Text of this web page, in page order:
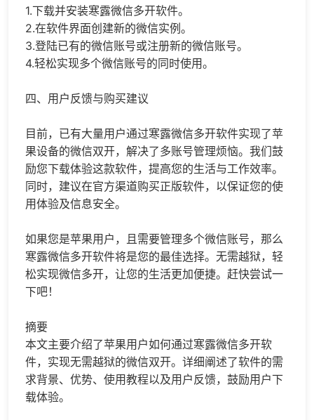
1.下载并安装寒露微信多开软件。
2.在软件界面创建新的微信实例。
3.登陆已有的微信账号或注册新的微信账号。
4.轻松实现多个微信账号的同时使用。
四、用户反馈与购买建议
目前，已有大量用户通过寒露微信多开软件实现了苹
果设备的微信双开，解决了多账号管理烦恼。我们鼓
励您下载体验这款软件，提高您的生活与工作效率。
同时，建议在官方渠道购买正版软件，以保证您的使
用体验及信息安全。
如果您是苹果用户，且需要管理多个微信账号，那么
寒露微信多开软件将是您的最佳选择。无需越狱，轻
松实现微信多开，让您的生活更加便捷。赶快尝试一
下吧！
摘要
本文主要介绍了苹果用户如何通过寒露微信多开软
件，实现无需越狱的微信双开。详细阐述了软件的需
求背景、优势、使用教程以及用户反馈，鼓励用户下
载体验。